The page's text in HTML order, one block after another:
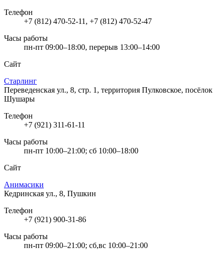
Телефон
+7 (812) 470-52-11, +7 (812) 470-52-47
Часы работы
пн-пт 09:00–18:00, перерыв 13:00–14:00
Сайт
Старлинг
Переведенская ул., 8, стр. 1, территория Пулковское, посёлок
Шушары
Телефон
+7 (921) 311-61-11
Часы работы
пн-пт 10:00–21:00; сб 10:00–18:00
Сайт
Анимасики
Кедринская ул., 8, Пушкин
Телефон
+7 (921) 900-31-86
Часы работы
пн-пт 09:00–21:00; сб,вс 10:00–21:00